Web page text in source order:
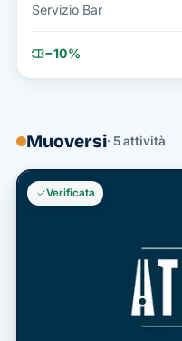
Servizio Bar
−10%
Muoversi· 5 attività
Verificata